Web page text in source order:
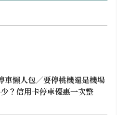
車懶人包／要停桃機還是機場
？信用卡停車優惠一次整